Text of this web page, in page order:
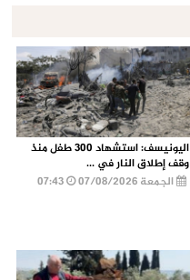
اليونيسف: استشهاد 300 طفل منذ
وقف إطلاق النار في ...
الجمعة 07/08/2026
07:43